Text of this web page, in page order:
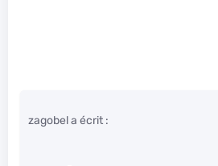
zagobel a écrit :